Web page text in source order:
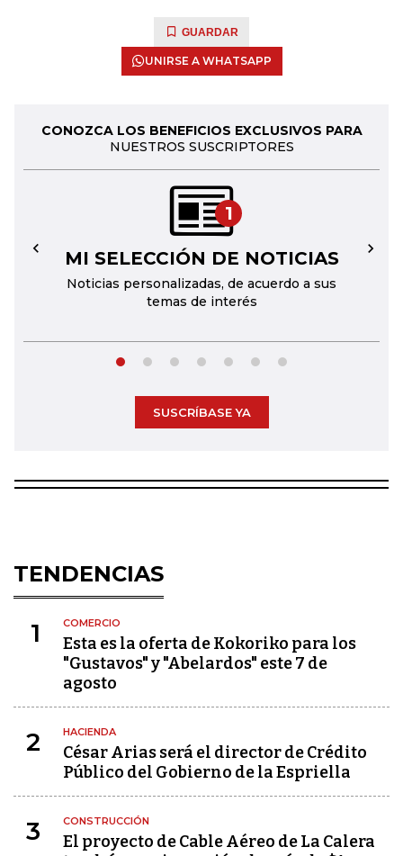
GUARDAR
UNIRSE A WHATSAPP
CONOZCA LOS BENEFICIOS EXCLUSIVOS PARA
NUESTROS SUSCRIPTORES
1
MI SELECCIÓN DE NOTICIAS
Noticias personalizadas, de acuerdo a sus
temas de interés
← →
SUSCRÍBASE YA
TENDENCIAS
1 COMERCIO
Esta es la oferta de Kokoriko para los
"Gustavos" y "Abelardos" este 7 de
agosto
2 HACIENDA
César Arias será el director de Crédito
Público del Gobierno de la Espriella
3 CONSTRUCCIÓN
El proyecto de Cable Aéreo de La Calera